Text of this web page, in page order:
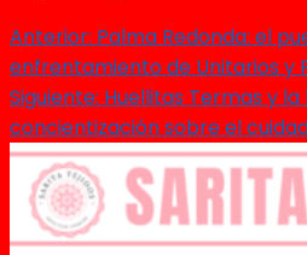
Anterior: Palma Redonda: el
enfrentamiento de Unitarios y
Siguiente: Huellitas Termas y
concientización sobre el